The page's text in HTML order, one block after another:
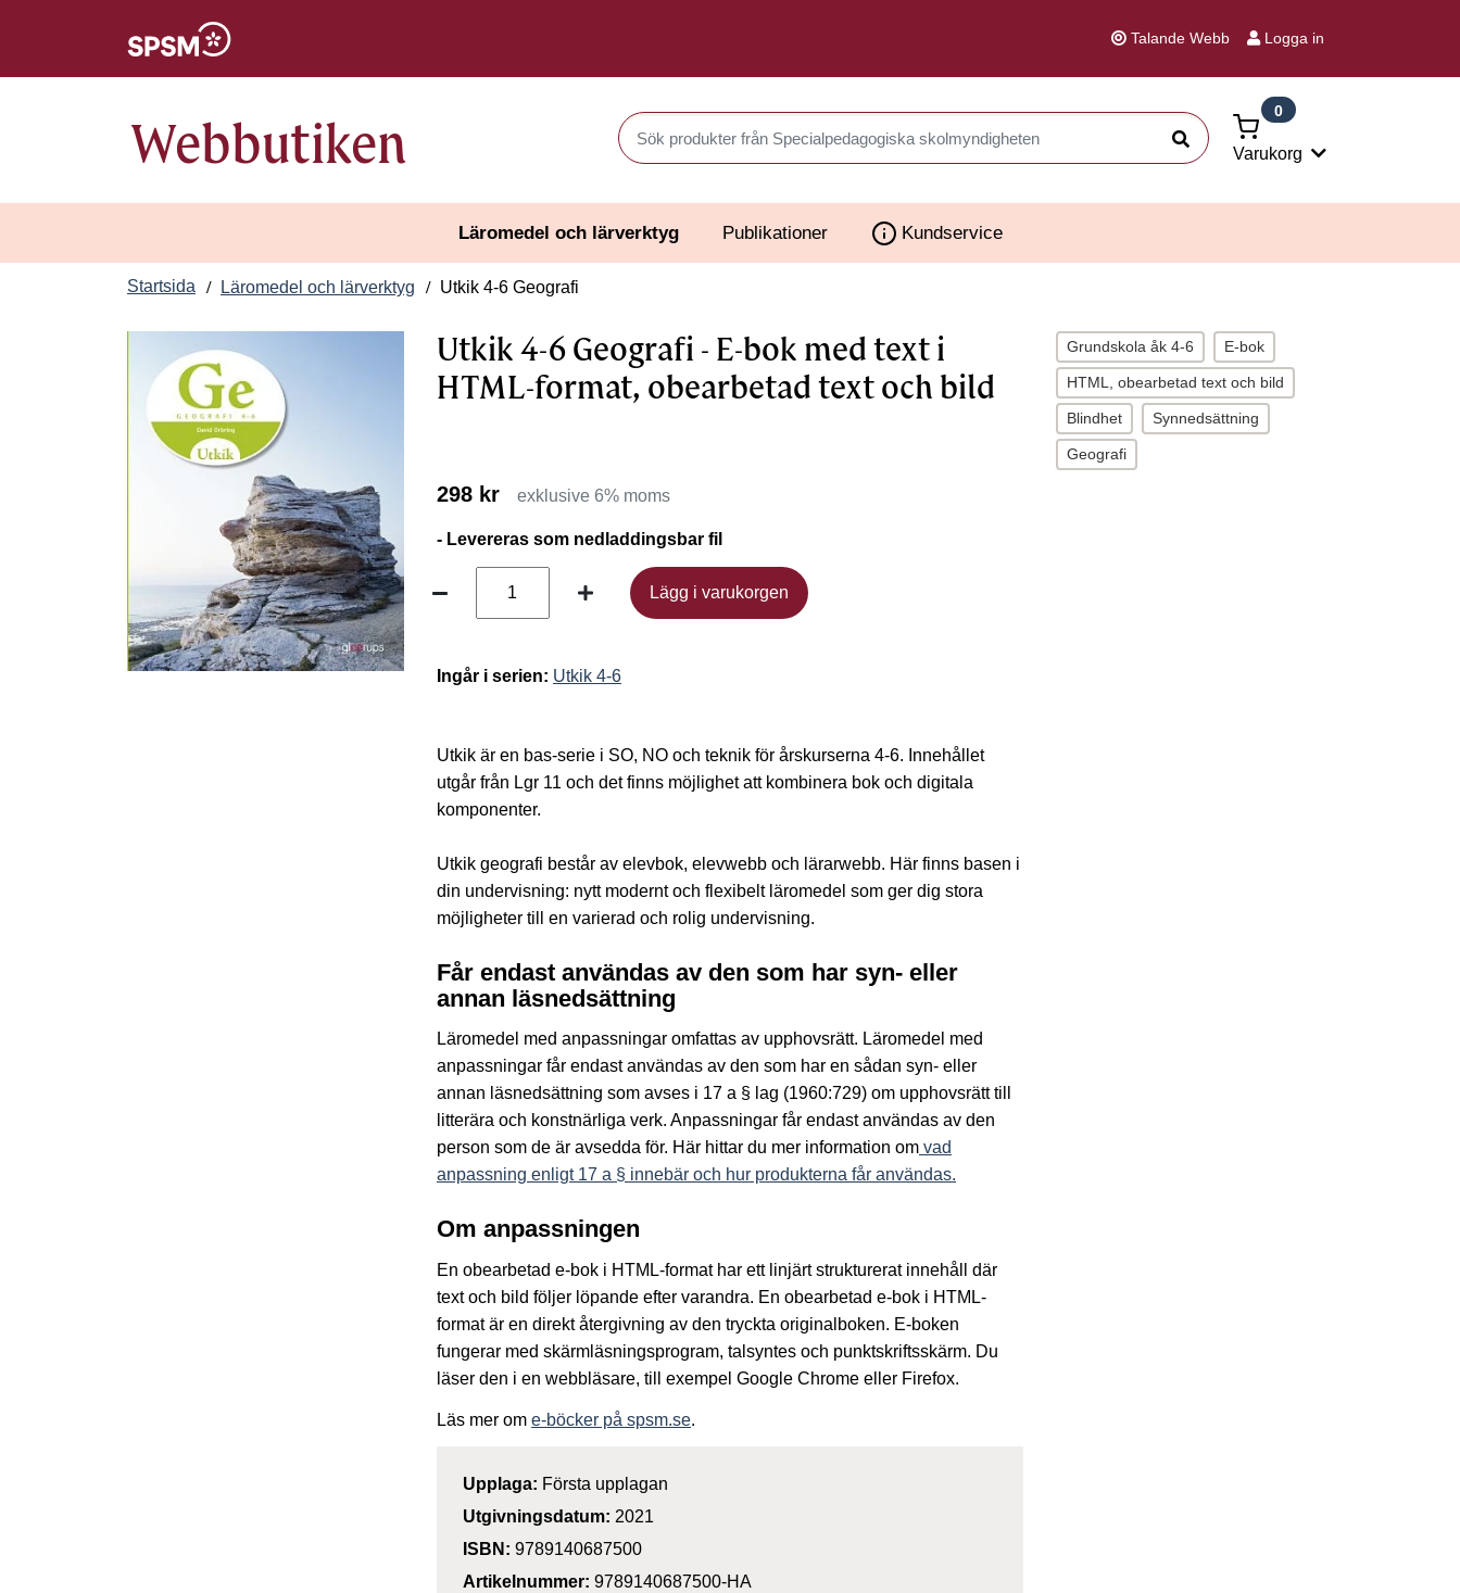
Talande Webb Logga in
Webbutiken Sök produkter i Webbutiken
Sök
Varukorg
0
Läromedel och lärverktyg Publikationer Kundservice
Startsida Läromedel och lärverktyg Utkik 4-6 Geografi
Utkik 4-6 Geografi - E-bok med text i
HTML-format, obearbetad text och bild
298 kr exklusive 6% moms
- Levereras som nedladdingsbar fil
Lägg i varukorgen
Lägg i varukorgen
Ingår i serien: Utkik 4-6
Utkik är en bas-serie i SO, NO och teknik för årskurserna 4-6. Innehållet
utgår från Lgr 11 och det finns möjlighet att kombinera bok och digitala
komponenter.
Utkik geografi består av elevbok, elevwebb och lärarwebb. Här finns basen i
din undervisning: nytt modernt och flexibelt läromedel som ger dig stora
möjligheter till en varierad och rolig undervisning.
Får endast användas av den som har syn- eller
annan läsnedsättning
Läromedel med anpassningar omfattas av upphovsrätt. Läromedel med
anpassningar får endast användas av den som har en sådan syn- eller
annan läsnedsättning som avses i 17 a § lag (1960:729) om upphovsrätt till
litterära och konstnärliga verk. Anpassningar får endast användas av den
person som de är avsedda för. Här hittar du mer information omvad
anpassning enligt 17 a § innebär och hur produkterna får användas.
Om anpassningen
En obearbetad e-bok i HTML-format har ett linjärt strukturerat innehåll där
text och bild följer löpande efter varandra. En obearbetad e-bok i HTML-
format är en direkt återgivning av den tryckta originalboken. E-boken
fungerar med skärmläsningsprogram, talsyntes och punktskriftsskärm. Du
läser den i en webbläsare, till exempel Google Chrome eller Firefox.
Läs mer om e-böcker på spsm.se.
Upplaga: Första upplagan
Utgivningsdatum: 2021
ISBN: 9789140687500
Artikelnummer: 9789140687500-HA
Grundskola åk 4-6 E-bok
HTML, obearbetad text och bild
Blindhet Synnedsättning
Geografi